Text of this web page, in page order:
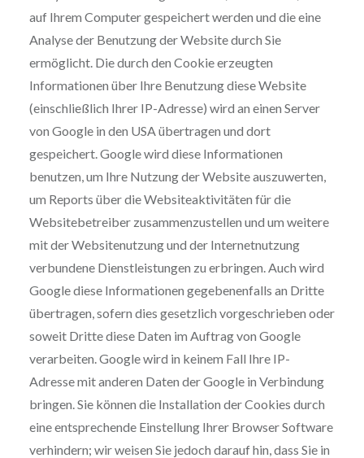
auf Ihrem Computer gespeichert werden und die eine
Analyse der Benutzung der Website durch Sie
ermöglicht. Die durch den Cookie erzeugten
Informationen über Ihre Benutzung diese Website
(einschließlich Ihrer IP-Adresse) wird an einen Server
von Google in den USA übertragen und dort
gespeichert. Google wird diese Informationen
benutzen, um Ihre Nutzung der Website auszuwerten,
um Reports über die Websiteaktivitäten für die
Websitebetreiber zusammenzustellen und um weitere
mit der Websitenutzung und der Internetnutzung
verbundene Dienstleistungen zu erbringen. Auch wird
Google diese Informationen gegebenenfalls an Dritte
übertragen, sofern dies gesetzlich vorgeschrieben oder
soweit Dritte diese Daten im Auftrag von Google
verarbeiten. Google wird in keinem Fall Ihre IP-
Adresse mit anderen Daten der Google in Verbindung
bringen. Sie können die Installation der Cookies durch
eine entsprechende Einstellung Ihrer Browser Software
verhindern; wir weisen Sie jedoch darauf hin, dass Sie in